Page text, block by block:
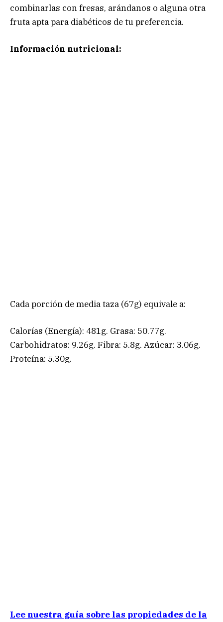
combinarlas con fresas, arándanos o alguna otra
fruta apta para diabéticos de tu preferencia.
Información nutricional:
Cada porción de media taza (67g) equivale a:
Calorías (Energía): 481g. Grasa: 50.77g.
Carbohidratos: 9.26g. Fibra: 5.8g. Azúcar: 3.06g.
Proteína: 5.30g.
Lee nuestra guía sobre las propiedades de la